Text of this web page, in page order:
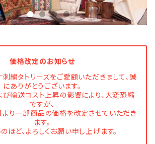
価格改定のお知らせ
繍タトリーズをご愛顧いただきまして、誠
にありがとうございます。
び輸送コスト上昇の影響により、大変恐縮
ですが、
り一部商品の価格を改定させていただき
ます。
ほど、よろしくお願い申し上げます。